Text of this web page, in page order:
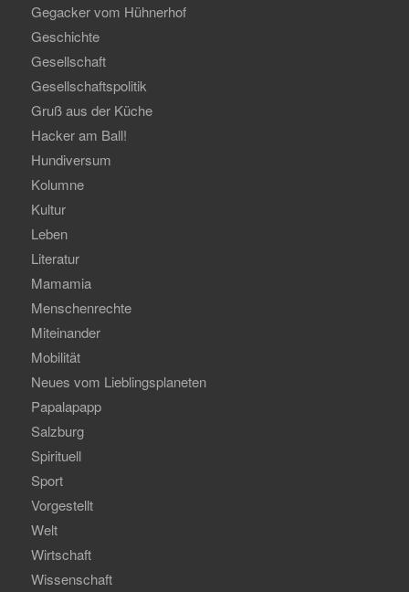
Gegacker vom Hühnerhof
Geschichte
Gesellschaft
Gesellschaftspolitik
Gruß aus der Küche
Hacker am Ball!
Hundiversum
Kolumne
Kultur
Leben
Literatur
Mamamia
Menschenrechte
Miteinander
Mobilität
Neues vom Lieblingsplaneten
Papalapapp
Salzburg
Spirituell
Sport
Vorgestellt
Welt
Wirtschaft
Wissenschaft